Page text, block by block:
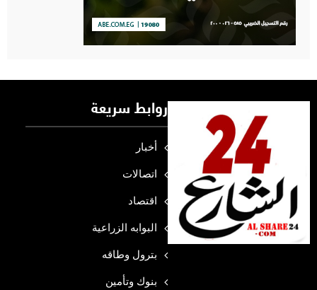
روابط سريعة
أخبار
اتصالات
اقتصاد
البوابه الزراعية
بترول وطاقه
بنوك وتأمين